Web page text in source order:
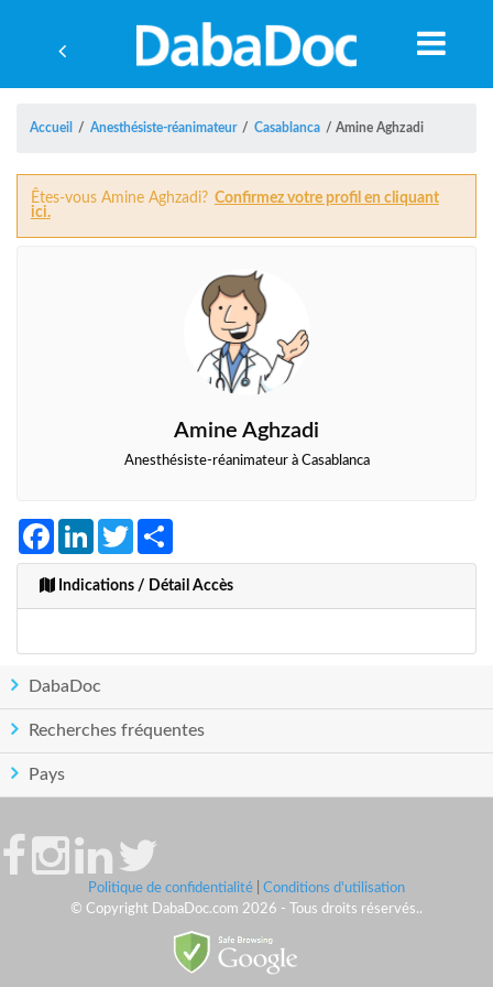
Accueil / Anesthésiste-réanimateur / Casablanca / Amine Aghzadi
Êtes-vous Amine Aghzadi? Confirmez votre profil en cliquant
ici.
Amine Aghzadi
Anesthésiste-réanimateur à Casablanca
FacebookLinkedInTwitter
Indications / Détail Accès
DabaDoc
Recherches fréquentes
Pays
Politique de confidentialité
Conditions d'utilisation
© Copyright DabaDoc.com 2026 - Tous droits réservés..